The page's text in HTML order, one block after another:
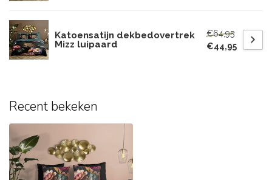
Katoensatijn dekbedovertrek
Mizz luipaard
€64,95
€44,95
Recent bekeken